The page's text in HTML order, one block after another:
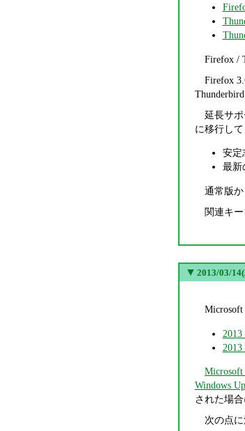
Firefox /
Firefox
延長サ
に移行して
安定
最新
通常版
関連キ
▼ 2013/03/
Microsoft
Windows
された場
次の点に